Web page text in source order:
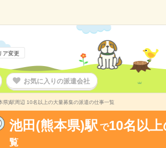
ア変更
お気に入りの派遣会社
県)駅周辺 10名以上の大量募集の派遣の仕事一覧
池田(熊本県)駅 で10名以
覧